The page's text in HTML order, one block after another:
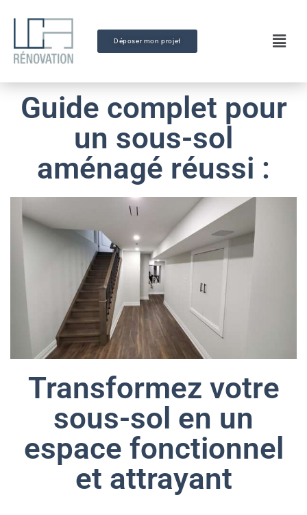
Déposer mon projet
Guide complet pour
un sous-sol
aménagé réussi :
Transformez votre
sous-sol en un
espace fonctionnel
et attrayant